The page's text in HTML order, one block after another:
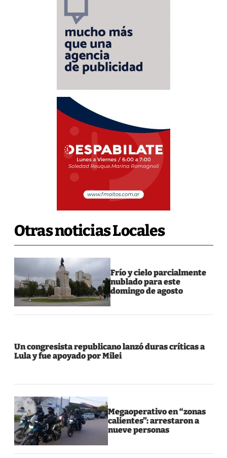
Otras noticias Locales
Frío y cielo parcialmente
nublado para este
domingo de agosto
Un congresista republicano lanzó duras críticas a
Lula y fue apoyado por Milei
Megaoperativo en “zonas
calientes”: arrestaron a
nueve personas